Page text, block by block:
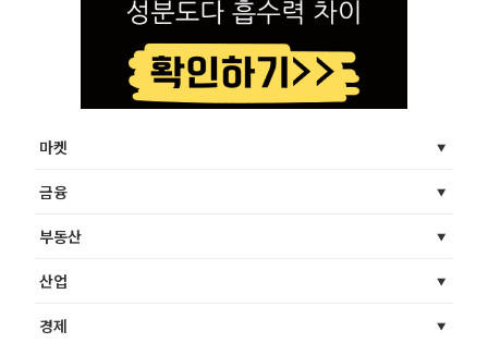
마켓
금융
부동산
산업
경제